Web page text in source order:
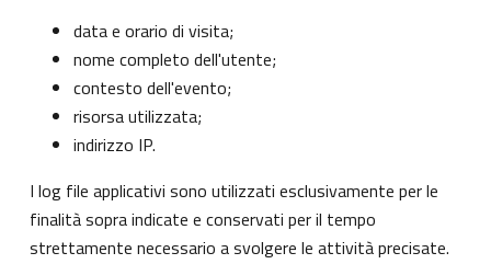
data e orario di visita;
nome completo dell'utente;
contesto dell'evento;
risorsa utilizzata;
indirizzo IP.
I log file applicativi sono utilizzati esclusivamente per le
finalità sopra indicate e conservati per il tempo
strettamente necessario a svolgere le attività precisate.